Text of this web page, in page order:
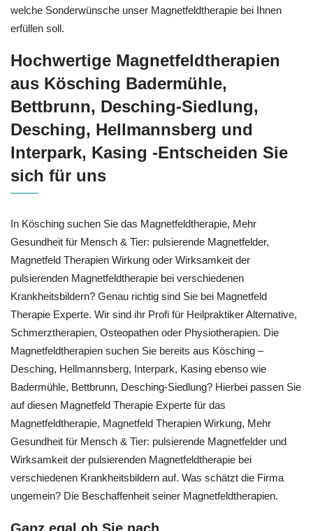
welche Sonderwünsche unser Magnetfeldtherapie bei Ihnen
erfüllen soll.
Hochwertige Magnetfeldtherapien
aus Kösching Badermühle,
Bettbrunn, Desching-Siedlung,
Desching, Hellmannsberg und
Interpark, Kasing -Entscheiden Sie
sich für uns
In Kösching suchen Sie das Magnetfeldtherapie, Mehr
Gesundheit für Mensch & Tier: pulsierende Magnetfelder,
Magnetfeld Therapien Wirkung oder Wirksamkeit der
pulsierenden Magnetfeldtherapie bei verschiedenen
Krankheitsbildern? Genau richtig sind Sie bei Magnetfeld
Therapie Experte. Wir sind ihr Profi für Heilpraktiker Alternative,
Schmerztherapien, Osteopathen oder Physiotherapien. Die
Magnetfeldtherapien suchen Sie bereits aus Kösching –
Desching, Hellmannsberg, Interpark, Kasing ebenso wie
Badermühle, Bettbrunn, Desching-Siedlung? Hierbei passen Sie
auf diesen Magnetfeld Therapie Experte für das
Magnetfeldtherapie, Magnetfeld Therapien Wirkung, Mehr
Gesundheit für Mensch & Tier: pulsierende Magnetfelder und
Wirksamkeit der pulsierenden Magnetfeldtherapie bei
verschiedenen Krankheitsbildern auf. Was schätzt die Firma
ungemein? Die Beschaffenheit seiner Magnetfeldtherapien.
Ganz egal ob Sie nach